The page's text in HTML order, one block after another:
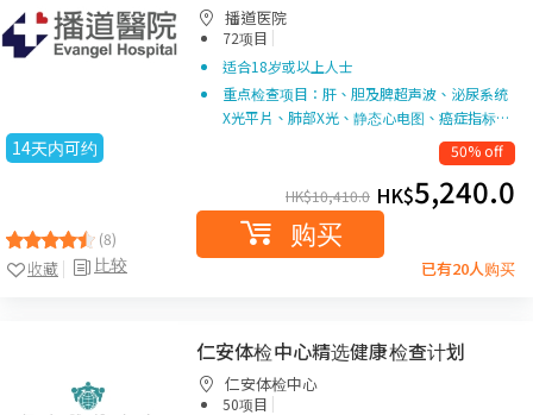
14天内可约
(8)
比较
收藏
播道医院
72项目 |
适合18岁或以上人士
重点检查项目：肝、胆及脾超声波、泌尿系统
X光平片、肺部X光、静态心电图、癌症指标…
50% off
HK$10,410.0 HK$5,240.0
购买
已有20人购买
仁安体检中心精选健康检查计划
仁安体检中心
50项目 |